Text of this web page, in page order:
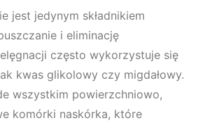
jest jedynym składnikiem
i eliminację
często wykorzystuje się
kwas glikolowy czy migdałowy.
wszystkim powierzchniowo,
komórki naskórka, które